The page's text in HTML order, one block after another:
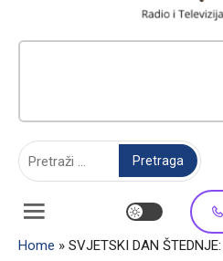
Home » SVJETSKI DAN